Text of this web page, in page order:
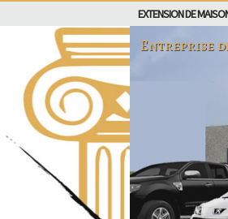
EXTENSION DE
Entreprise